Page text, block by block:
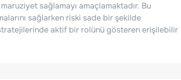
sağlamayı amaçlamaktadır. Bu
sağlarken riski sade bir şekilde
aktif bir rolünü gösteren erişilebilir